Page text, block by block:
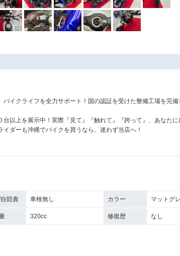
イクライフを全力サポート！国の認証を受けた整備工場を完
以上を展示中！実際『見て』『触れて』『跨って』、あなたに
ダーも沖縄でバイクを買うなら、迷わず当店へ！
賠責 車検無し カラー マットグ
320cc 修復歴 なし